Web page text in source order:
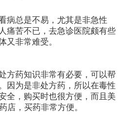
病总是不易，尤其是非急性
痛苦不已，去急诊医院颇有些
又非常难受。
方药知识非常有必要，可以帮
因为是非处方药，所以在毒性
全，购买时也很方便，而且美
店，买药非常方便。